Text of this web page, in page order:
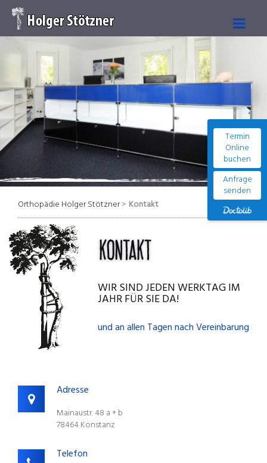
Termin
Online
buchen
Anfrage
senden
Orthopädie Holger Stötzner
Kontakt
Kontakt
WIR SIND JEDEN WERKTAG IM
JAHR FÜR SIE DA!
und an allen Tagen nach Vereinbarung
Adresse
Mainaustr. 48 a + b
78464 Konstanz
Telefon